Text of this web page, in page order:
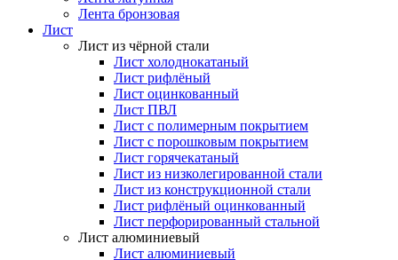
Лента бронзовая
Лист
Лист из чёрной стали
Лист холоднокатаный
Лист рифлёный
Лист оцинкованный
Лист ПВЛ
Лист с полимерным покрытием
Лист с порошковым покрытием
Лист горячекатаный
Лист из низколегированной стали
Лист из конструкционной стали
Лист рифлёный оцинкованный
Лист перфорированный стальной
Лист алюминиевый
Лист алюминиевый